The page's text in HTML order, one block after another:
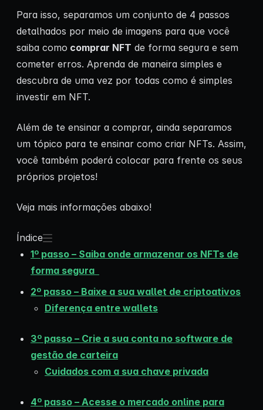
Para isso, separamos um conjunto de 4 passos
detalhados por meio de imagens para que você
saiba como comprar NFT de forma segura e sem
cometer erros. Aprenda de maneira simples e
descubra de uma vez por todas como é simples
investir em NFT.
Além de te ensinar a comprar, ainda separamos
um tópico para te ensinar como criar NFTs. Assim,
você também poderá colocar para frente os seus
próprios projetos!
Veja mais informações abaixo!
Índice
1º passo – Saiba onde armazenar os NFTs de
forma segura
2º passo – Baixe a sua wallet de criptoativos
Diferença entre wallets
3º passo – Crie a sua conta no software de
gestão de carteira
Cuidados com a sua chave privada
4º passo – Acesse o mercado online para